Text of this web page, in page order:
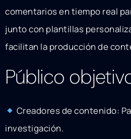
comentarios en tiempo real
junto con plantillas
facilitan la producción de
Público
Creadores de contenido:
investigación.